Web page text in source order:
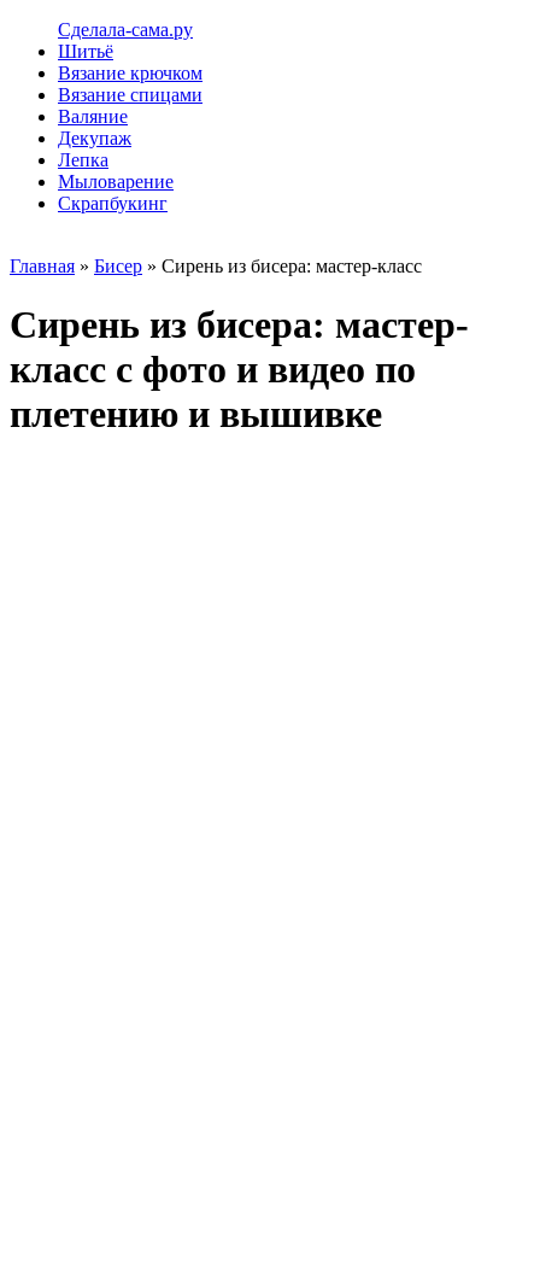
Сделала-сама.ру
Шитьё
Вязание крючком
Вязание спицами
Валяние
Декупаж
Лепка
Мыловарение
Скрапбукинг
Главная » Бисер » Сирень из бисера: мастер-класс
Сирень из бисера: мастер-
класс с фото и видео по
плетению и вышивке